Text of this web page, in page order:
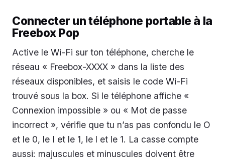
Connecter un téléphone portable à la
Freebox Pop
Active le Wi-Fi sur ton téléphone, cherche le
réseau « Freebox-XXXX » dans la liste des
réseaux disponibles, et saisis le code Wi-Fi
trouvé sous la box. Si le téléphone affiche «
Connexion impossible » ou « Mot de passe
incorrect », vérifie que tu n’as pas confondu le O
et le 0, le I et le 1, le l et le 1. La casse compte
aussi: majuscules et minuscules doivent être